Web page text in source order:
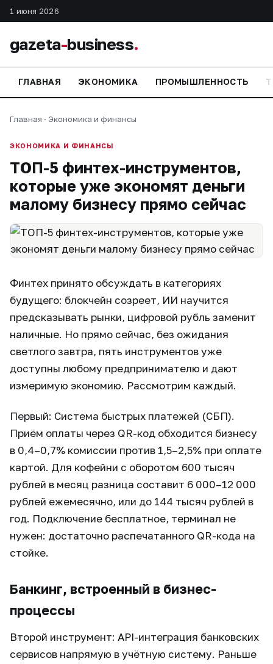
1 июня 2026
gazeta-business.
ГЛАВНАЯ ЭКОНОМИКА ПРОМЫШЛЕННОСТЬ
Главная · Экономика и финансы
ЭКОНОМИКА И ФИНАНСЫ
ТОП-5 финтех-инструментов,
которые уже экономят деньги
малому бизнесу прямо сейчас
Финтех принято обсуждать в категориях
будущего: блокчейн созреет, ИИ научится
предсказывать рынки, цифровой рубль заменит
наличные. Но прямо сейчас, без ожидания
светлого завтра, пять инструментов уже
доступны любому предпринимателю и дают
измеримую экономию. Рассмотрим каждый.
Первый: Система быстрых платежей (СБП).
Приём оплаты через QR-код обходится бизнесу
в 0,4–0,7% комиссии против 1,5–2,5% при оплате
картой. Для кофейни с оборотом 600 тысяч
рублей в месяц разница составит 6 000–12 000
рублей ежемесячно, или до 144 тысяч рублей в
год. Подключение бесплатное, терминал не
нужен: достаточно распечатанного QR-кода на
стойке.
Банкинг, встроенный в бизнес-
процессы
Второй инструмент: API-интеграция банковских
сервисов напрямую в учётную систему. Раньше